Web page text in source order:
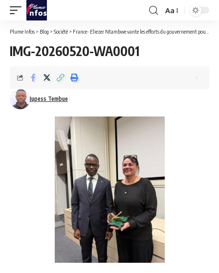
Font
Aa
Plume Infos > Blog > Société > France- Eliezer Ntambwe vante les efforts du gouvernement pour la paix dans le Grand Bandundu en Rdc
IMG-20260520-WA0001
Jupess Tembue